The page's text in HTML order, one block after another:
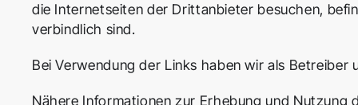
die Internetseiten der Drittanbieter besuchen,
verbindlich sind.
Bei Verwendung der Links haben wir als
Nähere Informationen zur Erhebung und